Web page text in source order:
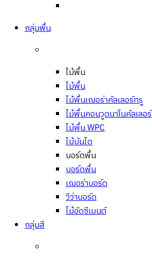
กลุ่มพื้น
ไม้พื้น
ไม้พื้น
ไม้พื้นเฌอร่าคัลเลอร์ทรู
ไม้พื้นคอนวูดนาโนคัลเลอร์
ไม้พื้น WPC
ไม้บันได
บอร์ดพื้น
บอร์ดพื้น
เฌอร่าบอร์ด
วีว่าบอร์ด
ไม้อัดซีเมนต์
กลุ่มสี